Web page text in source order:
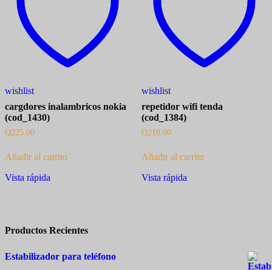
wishlist
cargdores inalambricos nokia
(cod_1430)
Q225.00
Añadir al carrito
Vista rápida
wishlist
repetidor wifi tenda
(cod_1384)
Q210.00
Añadir al carrito
Vista rápida
Productos Recientes
Estabilizador para teléfono